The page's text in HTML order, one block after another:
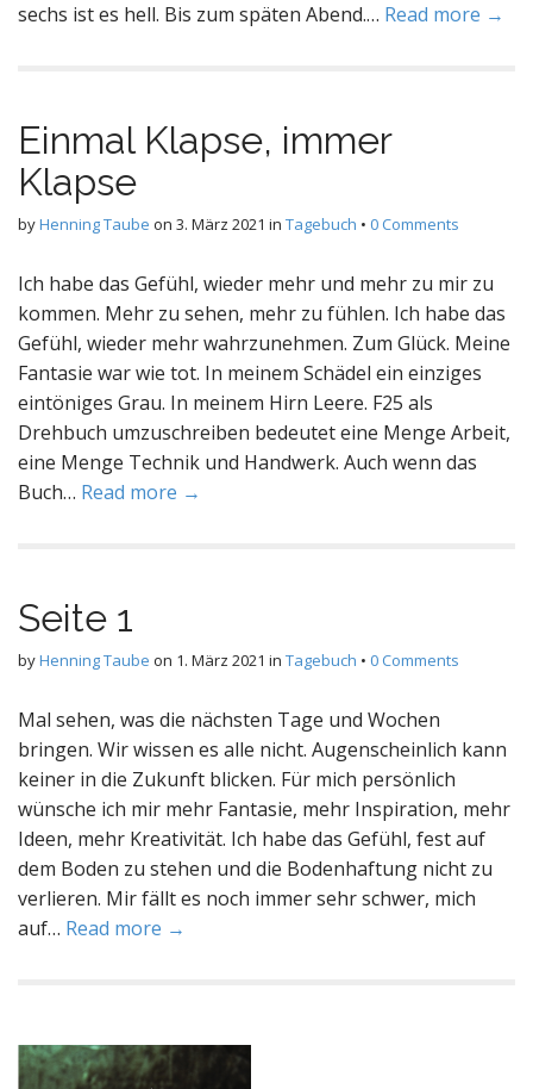
sechs ist es hell. Bis zum späten Abend.… Read more →
Einmal Klapse, immer
Klapse
byHenning Taube on 3. März 2021 in Tagebuch • 0 Comments
Ich habe das Gefühl, wieder mehr und mehr zu mir zu
kommen. Mehr zu sehen, mehr zu fühlen. Ich habe das
Gefühl, wieder mehr wahrzunehmen. Zum Glück. Meine
Fantasie war wie tot. In meinem Schädel ein einziges
eintöniges Grau. In meinem Hirn Leere. F25 als
Drehbuch umzuschreiben bedeutet eine Menge Arbeit,
eine Menge Technik und Handwerk. Auch wenn das
Buch… Read more →
Seite 1
byHenning Taube on 1. März 2021 in Tagebuch • 0 Comments
Mal sehen, was die nächsten Tage und Wochen
bringen. Wir wissen es alle nicht. Augenscheinlich kann
keiner in die Zukunft blicken. Für mich persönlich
wünsche ich mir mehr Fantasie, mehr Inspiration, mehr
Ideen, mehr Kreativität. Ich habe das Gefühl, fest auf
dem Boden zu stehen und die Bodenhaftung nicht zu
verlieren. Mir fällt es noch immer sehr schwer, mich
auf… Read more →